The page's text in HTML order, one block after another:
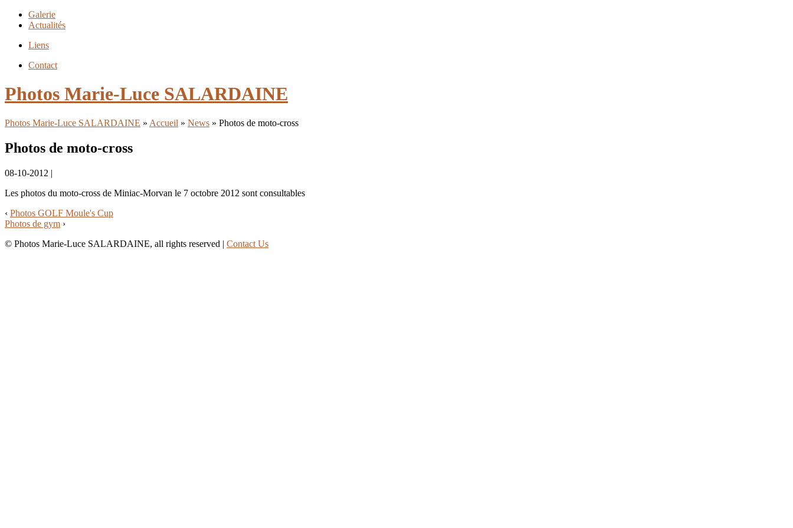
Galerie
Actualités
Liens
Contact
Photos Marie-Luce SALARDAINE
Photos Marie-Luce SALARDAINE » Accueil » News » Photos de moto-cross
Photos de moto-cross
08-10-2012 |
Les photos du moto-cross de Miniac-Morvan le 7 octobre 2012 sont consultables
‹ Photos GOLF Moule's Cup
Photos de gym ›
© Photos Marie-Luce SALARDAINE, all rights reserved | Contact Us